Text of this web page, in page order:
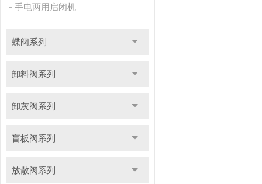
手电两用启闭机
蝶阀系列
卸料阀系列
卸灰阀系列
盲板阀系列
放散阀系列